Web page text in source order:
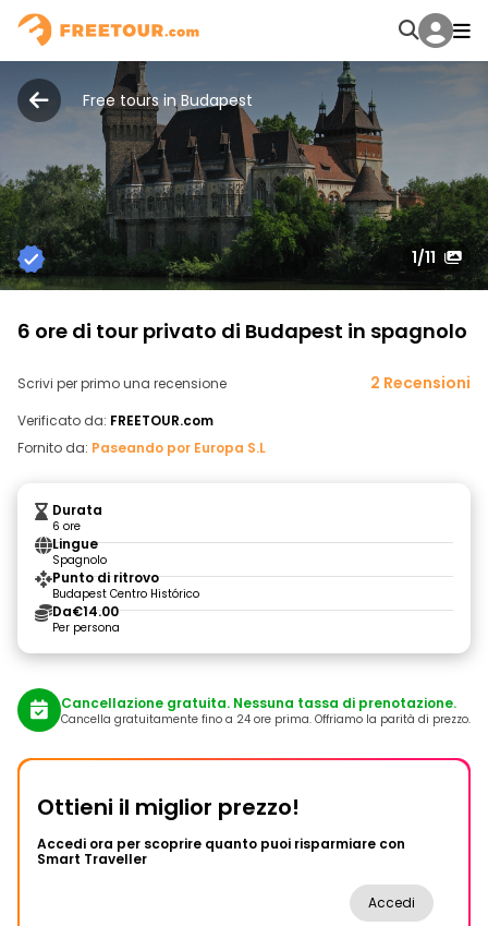
Free tours in Budapest
1/11
6 ore di tour privato di Budapest in spagnolo
Scrivi per primo una recensione 2 Recensioni
Verificato da: FREETOUR.com
Fornito da: Paseando por Europa S.L
Durata
6 ore
Lingue
Spagnolo
Punto di ritrovo
Budapest Centro Histórico
Da€14.00
Per persona
Cancellazione gratuita. Nessuna tassa di prenotazione.
Cancella gratuitamente fino a 24 ore prima. Offriamo la parità di prezzo.
Ottieni il miglior prezzo!
Accedi ora per scoprire quanto puoi risparmiare con
Smart Traveller
Accedi